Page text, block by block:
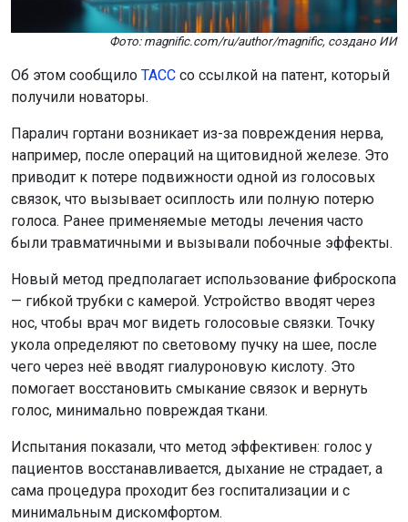
Фото: magnific.com/ru/author/magnific, создано ИИ
Об этом сообщило ТАСС со ссылкой на патент, который
получили новаторы.
Паралич гортани возникает из-за повреждения нерва,
например, после операций на щитовидной железе. Это
приводит к потере подвижности одной из голосовых
связок, что вызывает осиплость или полную потерю
голоса. Ранее применяемые методы лечения часто
были травматичными и вызывали побочные эффекты.
Новый метод предполагает использование фиброскопа
— гибкой трубки с камерой. Устройство вводят через
нос, чтобы врач мог видеть голосовые связки. Точку
укола определяют по световому пучку на шее, после
чего через неё вводят гиалуроновую кислоту. Это
помогает восстановить смыкание связок и вернуть
голос, минимально повреждая ткани.
Испытания показали, что метод эффективен: голос у
пациентов восстанавливается, дыхание не страдает, а
сама процедура проходит без госпитализации и с
минимальным дискомфортом.